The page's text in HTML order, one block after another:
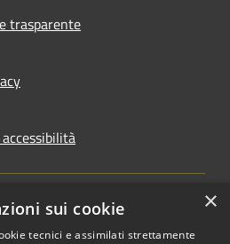
trasparente
×
sui cookie
tecnici e assimilati strettamente